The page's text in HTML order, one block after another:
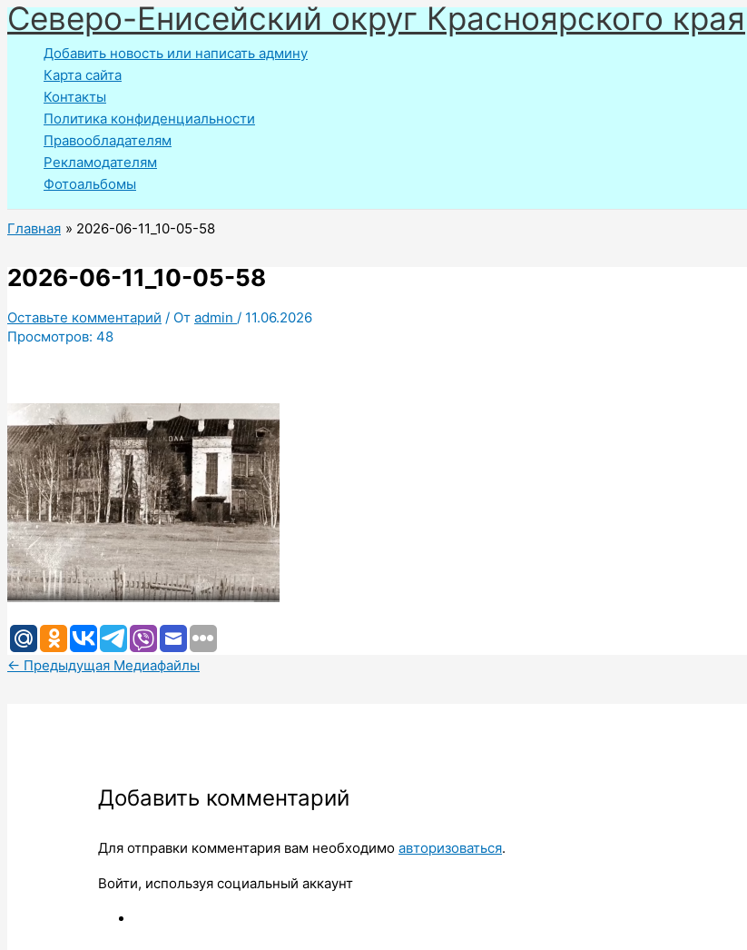
Перейти
к
содержимому
Северо-Енисейский округ Красноярского края
Добавить новость или написать админу
Карта сайта
Контакты
Политика конфиденциальности
Правообладателям
Рекламодателям
Фотоальбомы
Главная 2026-06-11_10-05-58
2026-06-11_10-05-58
Оставьте комментарий / От admin / 11.06.2026
Просмотров: 48
← Предыдущая Медиафайлы
Добавить комментарий
Для отправки комментария вам необходимоавторизоваться.
Войти, используя социальный аккаунт